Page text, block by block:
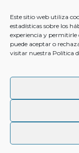
Este sitio web utiliza
estadísticas sobre los
experiencia y permitirle
puede aceptar o
visitar nuestra Política